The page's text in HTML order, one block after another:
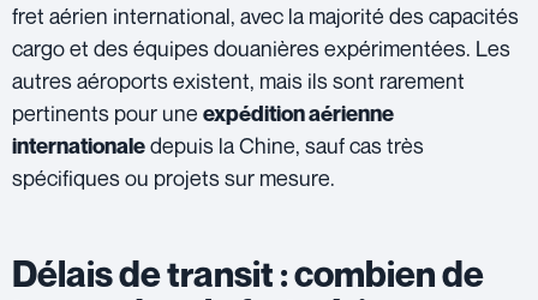
fret aérien international, avec la majorité des capacités
cargo et des équipes douanières expérimentées. Les
autres aéroports existent, mais ils sont rarement
pertinents pour une expédition aérienne
internationaledepuis la Chine, sauf cas très
spécifiques ou projets sur mesure.
Délais de transit : combien de